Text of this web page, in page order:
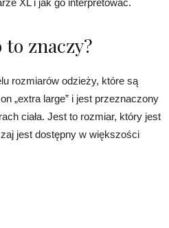
XL i jak go interpretować.
znaczy?
rozmiarów odzieży, które są
„extra large” i jest przeznaczony
ciała. Jest to rozmiar, który jest
jest dostępny w większości